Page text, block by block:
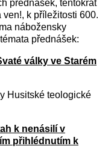
přednášek, tentokrát
k příležitosti 600.
nábožensky
přednášek:
války ve Starém
Husitské teologické
k nenásilí v
přihlédnutím k